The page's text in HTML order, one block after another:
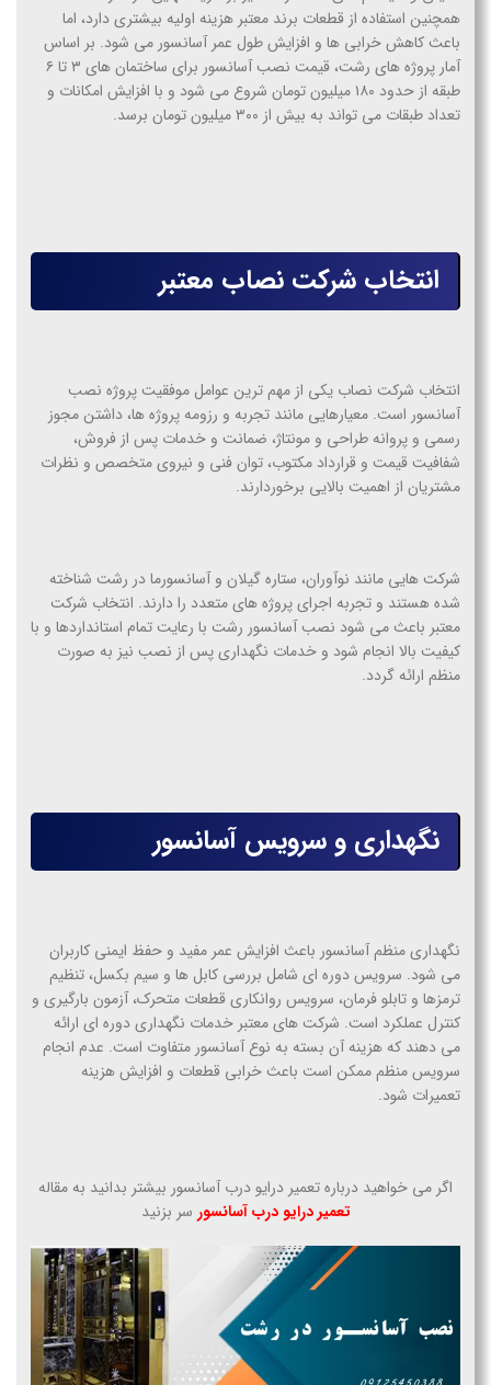
همچنین استفاده از قطعات برند معتبر هزینه اولیه بیشتری دارد، اما
باعث کاهش خرابی ها و افزایش طول عمر آسانسور می شود. بر اساس
آمار پروژه های رشت، قیمت نصب آسانسور برای ساختمان های ۳ تا ۶
طبقه از حدود ۱۸۰ میلیون تومان شروع می شود و با افزایش امکانات و
تعداد طبقات می تواند به بیش از ۳۰۰ میلیون تومان برسد.
انتخاب شرکت نصاب معتبر
انتخاب شرکت نصاب یکی از مهم ترین عوامل موفقیت پروژه نصب
آسانسور است. معیارهایی مانند تجربه و رزومه پروژه ها، داشتن مجوز
رسمی و پروانه طراحی و مونتاژ، ضمانت و خدمات پس از فروش،
شفافیت قیمت و قرارداد مکتوب، توان فنی و نیروی متخصص و نظرات
مشتریان از اهمیت بالایی برخوردارند.
شرکت هایی مانند نوآوران، ستاره گیلان و آسانسورما در رشت شناخته
شده هستند و تجربه اجرای پروژه های متعدد را دارند. انتخاب شرکت
معتبر باعث می شود نصب آسانسور رشت با رعایت تمام استانداردها و با
کیفیت بالا انجام شود و خدمات نگهداری پس از نصب نیز به صورت
منظم ارائه گردد.
نگهداری و سرویس آسانسور
نگهداری منظم آسانسور باعث افزایش عمر مفید و حفظ ایمنی کاربران
می شود. سرویس دوره ای شامل بررسی کابل ها و سیم بکسل، تنظیم
ترمزها و تابلو فرمان، سرویس روانکاری قطعات متحرک، آزمون بارگیری و
کنترل عملکرد است. شرکت های معتبر خدمات نگهداری دوره ای ارائه
می دهند که هزینه آن بسته به نوع آسانسور متفاوت است. عدم انجام
سرویس منظم ممکن است باعث خرابی قطعات و افزایش هزینه
تعمیرات شود.
اگر می خواهید درباره تعمیر درایو درب آسانسور بیشتر بدانید به مقاله
تعمیر درایو درب آسانسور سر بزنید